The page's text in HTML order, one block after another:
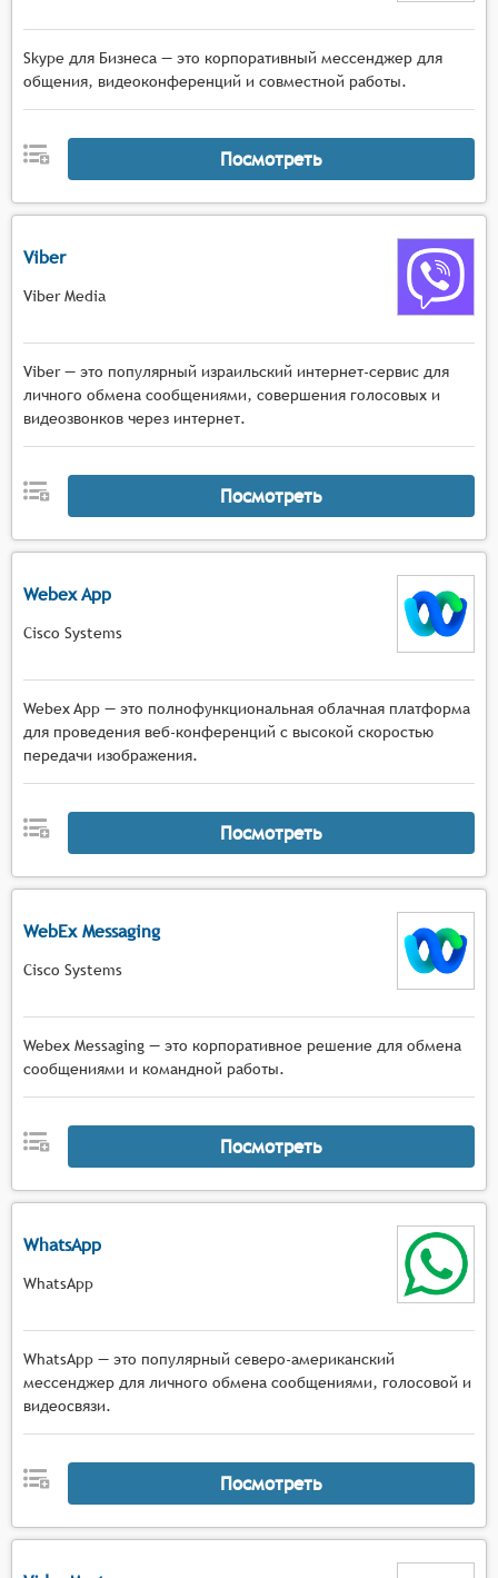
Skype для Бизнеса — это корпоративный мессенджер для
общения, видеоконференций и совместной работы.
Посмотреть
Viber
Viber Media
Viber — это популярный израильский интернет-сервис для
личного обмена сообщениями, совершения голосовых и
видеозвонков через интернет.
Посмотреть
Webex App
Cisco Systems
Webex App — это полнофункциональная облачная платформа
для проведения веб-конференций с высокой скоростью
передачи изображения.
Посмотреть
WebEx Messaging
Cisco Systems
Webex Messaging — это корпоративное решение для обмена
сообщениями и командной работы.
Посмотреть
WhatsApp
WhatsApp
WhatsApp — это популярный северо-американский
мессенджер для личного обмена сообщениями, голосовой и
видеосвязи.
Посмотреть